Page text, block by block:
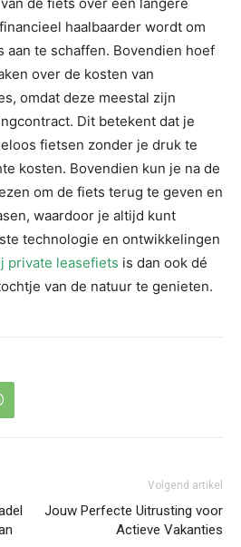
haalbaarder wordt om
aan te schaffen. Bovendien hoef
over de kosten van
omdat deze meestal zijn
Dit betekent dat je
fietsen zonder je druk te
kosten. Bovendien kun je na de
om de fiets terug te geven en
waardoor je altijd kunt
technologie en ontwikkelingen
private leasefiets is dan ook dé
van de natuur te genieten.
Volgend artikel
Jouw Perfecte Uitrusting voor
Actieve Vakanties